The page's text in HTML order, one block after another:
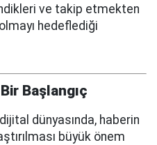
ve takip etmekten
hedeflediği
Başlangıç
dünyasında, haberin
büyük önem